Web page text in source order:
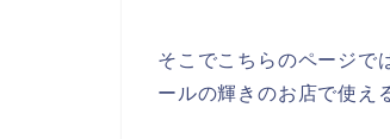
そこでこちらのページで
ールの輝きのお店で使え